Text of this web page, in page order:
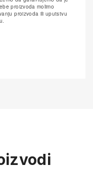
proizvoda molimo
proizvoda ili uputstvu